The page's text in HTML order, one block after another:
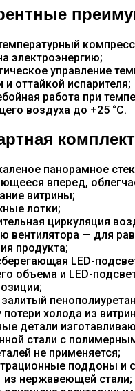
электроэнергию;
управление
оттайкой испарителя;
работа при
воздуха до +25 °С.
панорамное
вперед,
витрины;
лотки;
циркуляция
вентилятора — для
продукта;
LED-
объема и LED-
холода из
детали
стали с
не применяется;
поддоны и
из нержавеющей стали;